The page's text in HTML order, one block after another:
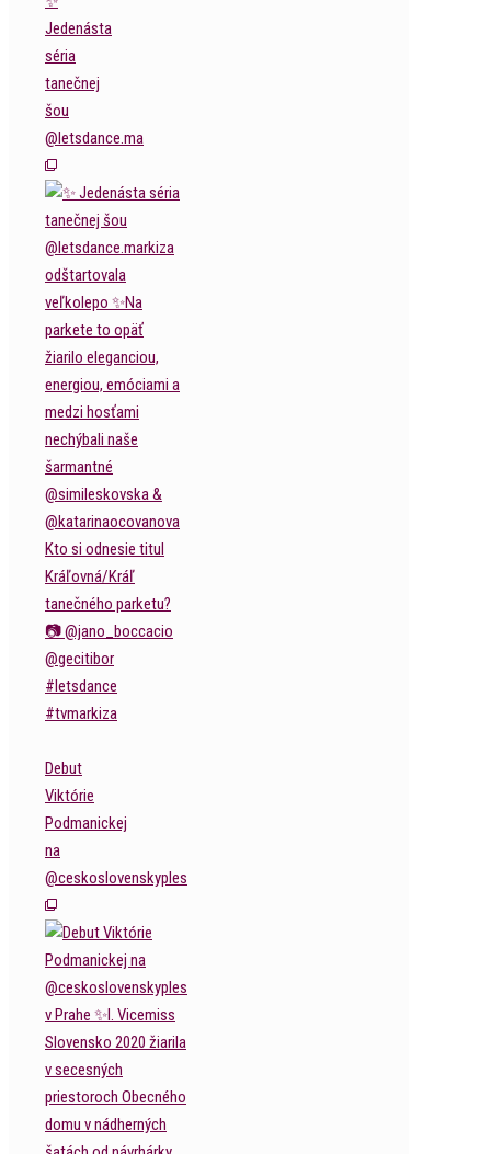
Jedenásta
séria
tanečnej
šou
@letsdance.ma
Debut
Viktórie
Podmanickej
na
@ceskoslovenskyples